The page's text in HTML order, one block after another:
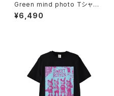
Green mind photo Tシャツ 1
014-230221312
¥6,490